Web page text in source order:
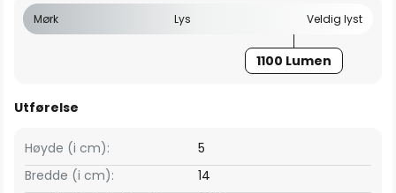
Mørk Lys Veldig lyst
1100 Lumen
Utførelse
Bredde (i cm): 14
Høyde (i cm): 5